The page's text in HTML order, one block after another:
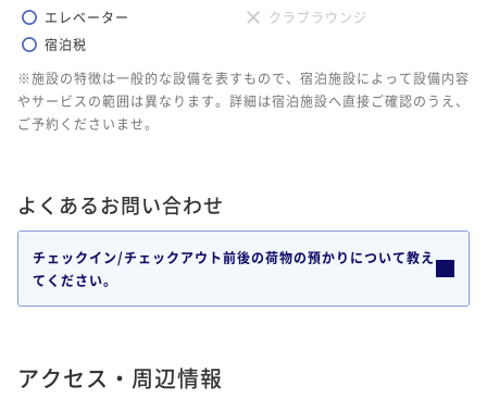
エレベーター
クラブラウンジ
宿泊税
※施設の特徴は一般的な設備を表すもので、宿泊施設によって設備内容
やサービスの範囲は異なります。詳細は宿泊施設へ直接ご確認のうえ、
ご予約くださいませ。
よくあるお問い合わせ
チェックイン/チェックアウト前後の荷物の預かりについて教え
てください。
アクセス・周辺情報